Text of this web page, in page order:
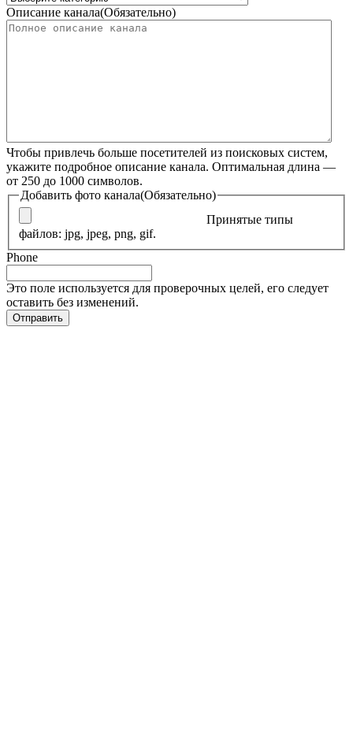
Описание канала(Обязательно)
Чтобы привлечь больше посетителей из поисковых систем,
укажите подробное описание канала. Оптимальная длина —
от 250 до 1000 символов.
Добавить фото канала(Обязательно)
Принятые типы
файлов: jpg, jpeg, png, gif.
Phone
Это поле используется для проверочных целей, его следует
оставить без изменений.